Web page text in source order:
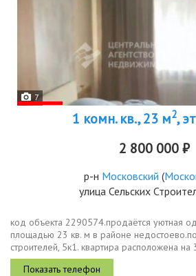
7
1 комн. кв., 23 м2,
2 800 000 ₽
р-н Московский (
улица Сельских
код объекта 2290574.продаётся уютная
площадью 23 кв. м в районе
строителей, 5к1. квартира расположена на
дома, 1984 года постройки. высота